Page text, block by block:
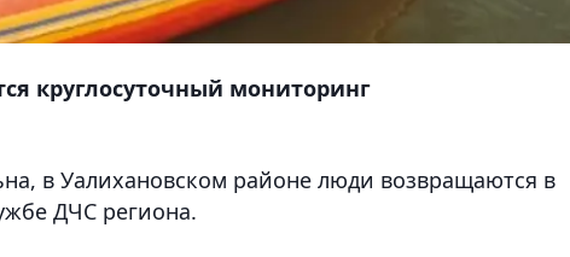
круглосуточный мониторинг
в Уалихановском районе люди возвращаются в
ДЧС региона.